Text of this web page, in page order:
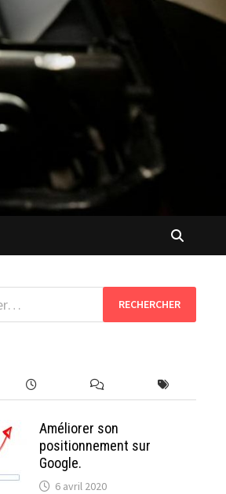
Améliorer son
positionnement sur
Google.
6 avril 2020